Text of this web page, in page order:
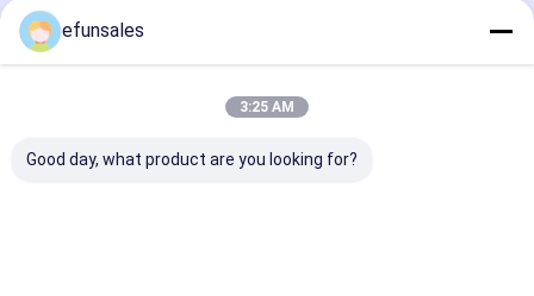
Produits Recommandés
efunsales
3:25 AM
Good day, what product are you looking for?